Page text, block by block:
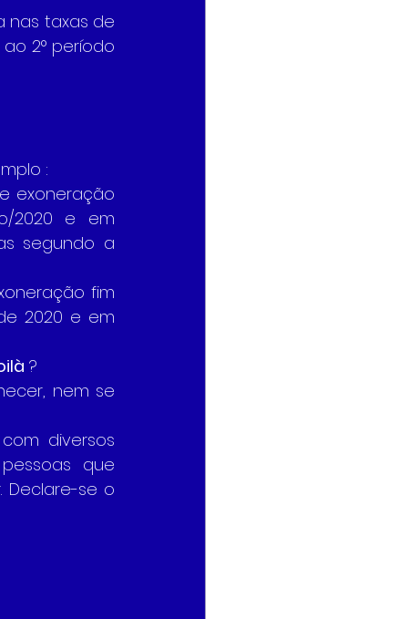
nas taxas de
2° período
:
exoneração
2020 e em
segundo a
fim
2020 e em
?
nem se
diversos
que
Declare-se o